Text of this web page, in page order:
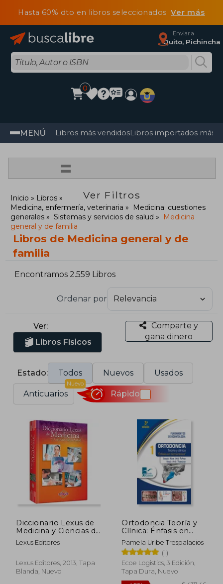
Hasta 60% dto en libros seleccionadosVer más
Enviar a
Quito, Pichincha
0
MENÚ Libros más vendidosLibros importados más
=
Ver Filtros
Inicio
Libros
Medicina, enfermería, veterinaria
Medicina: cuestiones
generales
Sistemas y servicios de salud
Medicina
general y de familia
Libros de Medicina general y de
familia
Encontramos 2.559 Libros
Ordenar por
Ver:
Libros Físicos
Comparte y
gana dinero
Estado: Todos Nuevos Usados
Anticuarios
Nuevo
Rápido
Diccionario Lexus de
Medicina y Ciencias de
la Salud
Lexus Editores
Lexus Editores, 2013, Tapa
Blanda, Nuevo
Ortodoncia Teoría y
Clínica: Énfasis en
Biomecánica 2
Tomos. 3ª Edición
Pamela Uribe Trespalacios
(1)
Ecoe Logistics, 3 Edición,
Tapa Dura, Nuevo